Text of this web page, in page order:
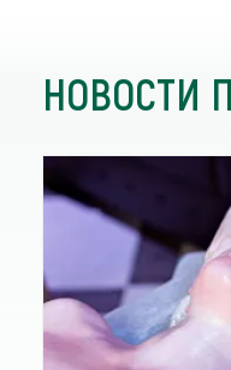
НОВОСТИ